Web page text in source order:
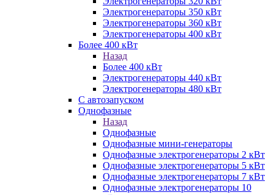
Электрогенераторы 350 кВт
Электрогенераторы 360 кВт
Электрогенераторы 400 кВт
Более 400 кВт
Назад
Более 400 кВт
Электрогенераторы 440 кВт
Электрогенераторы 480 кВт
С автозапуском
Однофазные
Назад
Однофазные
Однофазные мини-генераторы
Однофазные электрогенераторы 2 кВт
Однофазные электрогенераторы 5 кВт
Однофазные электрогенераторы 7 кВт
Однофазные электрогенераторы 10